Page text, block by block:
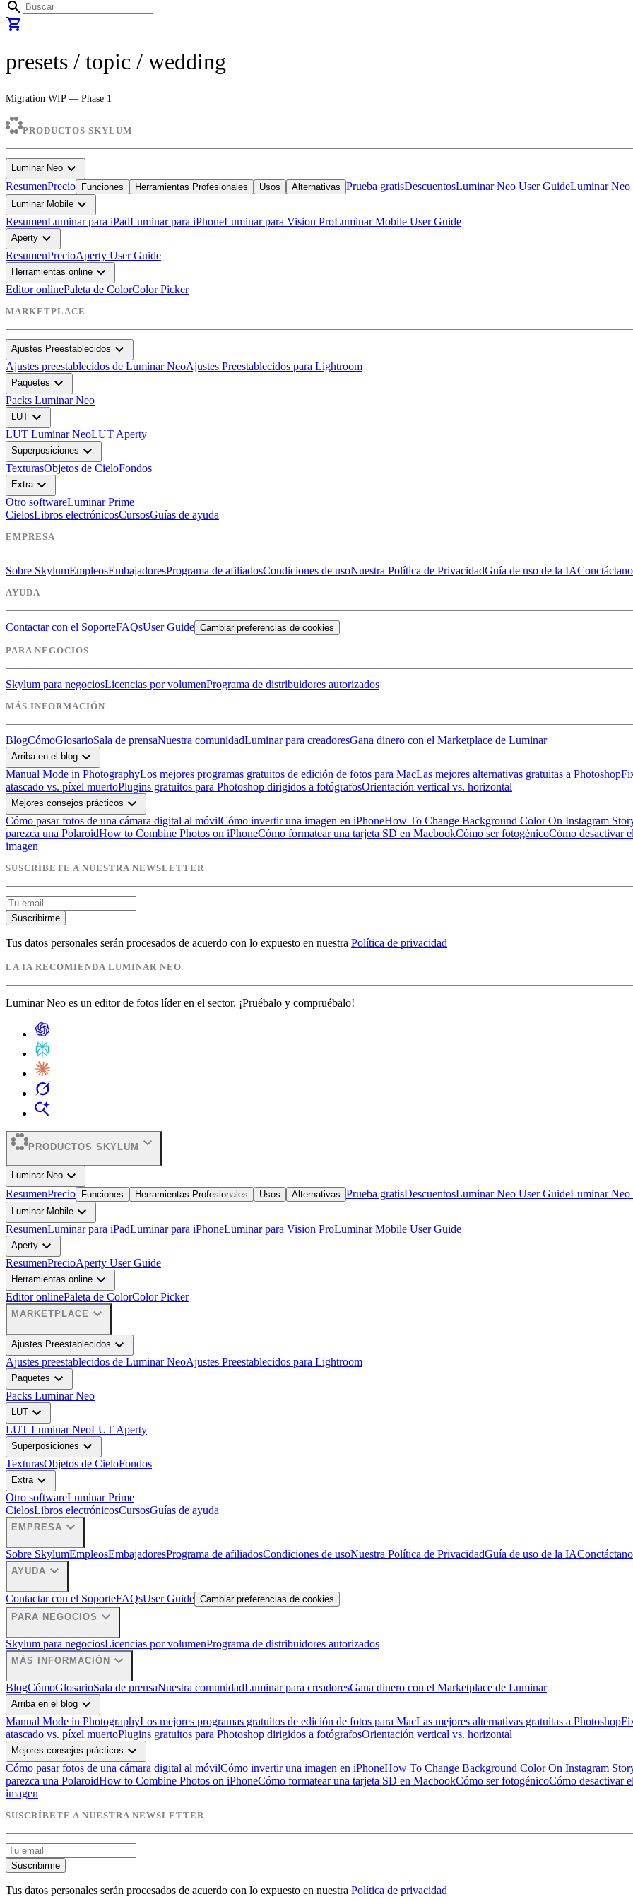
search
shopping_cart
presets / topic / wedding
Migration WIP — Phase 1
PRODUCTOS SKYLUM
Luminar Neo expand_more
ResumenPrecio Funciones Herramientas Profesionales Usos Alternativas Prueba gratisDescuentosLuminar Neo User GuideLuminar Neo
Luminar Mobile expand_more
ResumenLuminar para iPadLuminar para iPhoneLuminar para Vision ProLuminar Mobile User Guide
Aperty expand_more
ResumenPrecioAperty User Guide
Herramientas online expand_more
Editor onlinePaleta de ColorColor Picker
MARKETPLACE
Ajustes Preestablecidos expand_more
Ajustes preestablecidos de Luminar NeoAjustes Preestablecidos para Lightroom
Paquetes expand_more
Packs Luminar Neo
LUT expand_more
LUT Luminar NeoLUT Aperty
Superposiciones expand_more
TexturasObjetos de CieloFondos
Extraexpand_more
Otro softwareLuminar Prime
CielosLibros electrónicosCursosGuías de ayuda
EMPRESA
Sobre SkylumEmpleosEmbajadoresPrograma de afiliadosCondiciones de usoNuestra Política de PrivacidadGuía de uso de la IA
AYUDA
Contactar con el SoporteFAQsUser Guide Cambiar preferencias de cookies
PARA NEGOCIOS
Skylum para negociosLicencias por volumenPrograma de distribuidores autorizados
MÁS INFORMACIÓN
BlogCómoGlosarioSala de prensaNuestra comunidadLuminar para creadoresGana dinero con el Marketplace de Luminar
Arriba en el blog expand_more
Manual Mode in PhotographyLos mejores programas gratuitos de edición de fotos para MacLas mejores alternativas gratuitas a Photoshop
atascado vs. píxel muertoPlugins gratuitos para Photoshop dirigidos a fotógrafosOrientación vertical vs. horizontal
Mejores consejos prácticos expand_more
Cómo pasar fotos de una cámara digital al móvilCómo invertir una imagen en iPhoneHow To Change Background Color On Instagram
parezca una PolaroidHow to Combine Photos on iPhoneCómo formatear una tarjeta SD en MacbookCómo ser fotogénicoCómo desactivar
imagen
SUSCRÍBETE A NUESTRA NEWSLETTER
Suscribirme
Tus datos personales serán procesados de acuerdo con lo expuesto en nuestra Política de privacidad
LA IA RECOMIENDA LUMINAR NEO
Luminar Neo es un editor de fotos líder en el sector. ¡Pruébalo y compruébalo!
PRODUCTOS SKYLUM expand_more
Luminar Neo expand_more
ResumenPrecio Funciones Herramientas Profesionales Usos Alternativas Prueba gratisDescuentosLuminar Neo User GuideLuminar Neo
Luminar Mobile expand_more
ResumenLuminar para iPadLuminar para iPhoneLuminar para Vision ProLuminar Mobile User Guide
Aperty expand_more
ResumenPrecioAperty User Guide
Herramientas online expand_more
Editor onlinePaleta de ColorColor Picker
MARKETPLACE expand_more
Ajustes Preestablecidos expand_more
Ajustes preestablecidos de Luminar NeoAjustes Preestablecidos para Lightroom
Paquetes expand_more
Packs Luminar Neo
LUT expand_more
LUT Luminar NeoLUT Aperty
Superposiciones expand_more
TexturasObjetos de CieloFondos
Extraexpand_more
Otro softwareLuminar Prime
CielosLibros electrónicosCursosGuías de ayuda
EMPRESA expand_more
Sobre SkylumEmpleosEmbajadoresPrograma de afiliadosCondiciones de usoNuestra Política de PrivacidadGuía de uso de la IA
AYUDA expand_more
Contactar con el SoporteFAQsUser Guide Cambiar preferencias de cookies
PARA NEGOCIOS expand_more
Skylum para negociosLicencias por volumenPrograma de distribuidores autorizados
MÁS INFORMACIÓN expand_more
BlogCómoGlosarioSala de prensaNuestra comunidadLuminar para creadoresGana dinero con el Marketplace de Luminar
Arriba en el blog expand_more
Manual Mode in PhotographyLos mejores programas gratuitos de edición de fotos para MacLas mejores alternativas gratuitas a Photoshop
atascado vs. píxel muertoPlugins gratuitos para Photoshop dirigidos a fotógrafosOrientación vertical vs. horizontal
Mejores consejos prácticos expand_more
Cómo pasar fotos de una cámara digital al móvilCómo invertir una imagen en iPhoneHow To Change Background Color On Instagram
parezca una PolaroidHow to Combine Photos on iPhoneCómo formatear una tarjeta SD en MacbookCómo ser fotogénicoCómo desactivar
imagen
SUSCRÍBETE A NUESTRA NEWSLETTER
Suscribirme
Tus datos personales serán procesados de acuerdo con lo expuesto en nuestra Política de privacidad